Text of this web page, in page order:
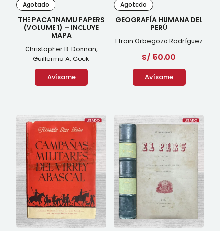
Agotado
THE PACATNAMU PAPERS
(VOLUME 1) – INCLUYE
MAPA
Christopher B. Donnan,
Guillermo A. Cock
Avísame
Agotado
GEOGRAFÍA HUMANA DEL
PERÚ
Efrain Orbegozo Rodríguez
S/ 50.00
Avísame